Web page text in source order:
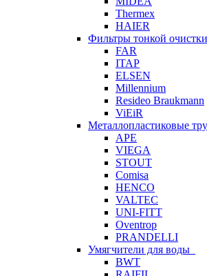
Thermex
HAIER
Фильтры тонкой очистки
FAR
ITAP
ELSEN
Millennium
Resideo Braukmann
ViEiR
Металлопластиковые
APE
VIEGA
STOUT
Comisa
HENCO
VALTEC
UNI-FITT
Oventrop
PRANDELLI
Умягчители для воды
BWT